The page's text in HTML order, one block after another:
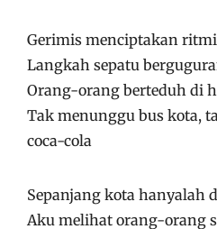
Gerimis menciptakan
Langkah sepatu
Orang-orang berteduh di
Tak menunggu bus kota,
coca-cola
Sepanjang kota hanyalah
Aku melihat orang-orang